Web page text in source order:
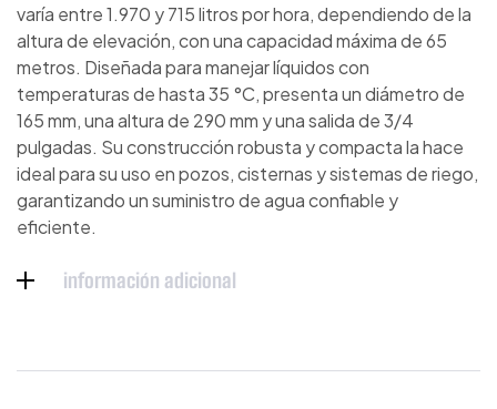
varía entre 1.970 y 715 litros por hora, dependiendo de la
altura de elevación, con una capacidad máxima de 65
metros. Diseñada para manejar líquidos con
temperaturas de hasta 35 °C, presenta un diámetro de
165 mm, una altura de 290 mm y una salida de 3/4
pulgadas. Su construcción robusta y compacta la hace
ideal para su uso en pozos, cisternas y sistemas de riego,
garantizando un suministro de agua confiable y
eficiente.
información adicional